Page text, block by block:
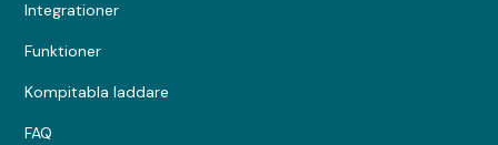
Integrationer
Funktioner
Kompitabla laddare
FAQ